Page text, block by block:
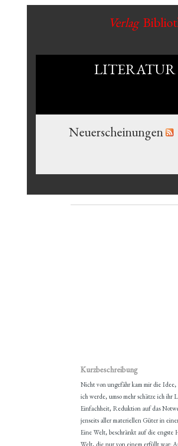
Verlag
LITERATUR
Neuerscheinungen
Kurzbeschreibung
Nicht von ungefähr kam mir die
ich werde, umso mehr schätze ich ihr
Einfachheit, Reduktion auf das
jenseits aller materiellen Güter in
Eine Welt, beschränkt auf die engste
Welt, die nur von einem erfüllt war: